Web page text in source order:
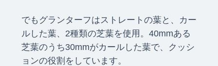
でもグランターフはストレートの葉と、カー
ルした葉、2種類の芝葉を使用。40mmある
芝葉のうち30mmがカールした葉で、クッシ
ョンの役割をしています。